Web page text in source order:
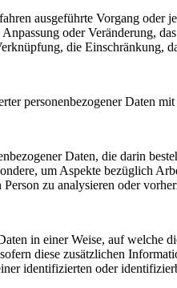
ausgeführte Vorgang oder
oder Veränderung,
die Einschränkung,
personenbezogener Daten
Daten, die darin
um Aspekte bezüglich
zu analysieren oder
in einer Weise, auf
diese zusätzlichen
identifizierten oder